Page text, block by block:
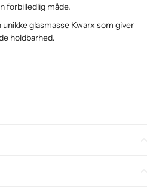
forbilledlig måde.
glasmasse Kwarx som giver
holdbarhed.